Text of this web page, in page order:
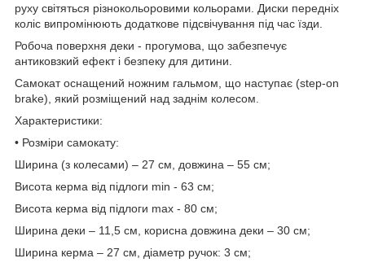
руху світяться різнокольоровими кольорами. Диски передніх
коліс випромінюють додаткове підсвічування під час їзди.
Робоча поверхня деки - прогумова, що забезпечує
антиковзкий ефект і безпеку для дитини.
Самокат оснащений ножним гальмом, що наступає (step-on
brake), який розміщений над заднім колесом.
Характеристики:
• Розміри самокату:
Ширина (з колесами) – 27 см, довжина – 55 см;
Висота керма від підлоги min - 63 см;
Висота керма від підлоги max - 80 см;
Ширина деки – 11,5 см, корисна довжина деки – 30 см;
Ширина керма – 27 см, діаметр ручок: 3 см;